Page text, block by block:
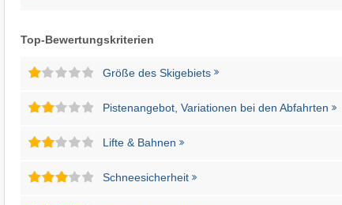
Top-Bewertungskriterien
Größe des Skigebiets
Pistenangebot, Variationen bei den Abfahrten
Lifte & Bahnen
Schneesicherheit